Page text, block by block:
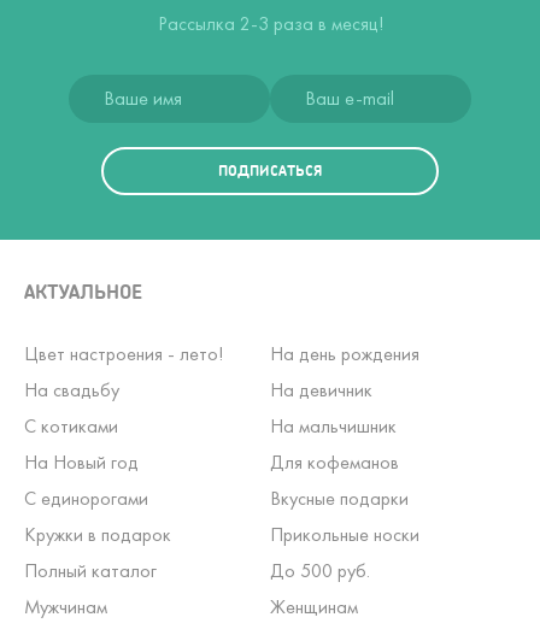
Рассылка 2-3 раза в месяц!
ПОДПИСАТЬСЯ
АКТУАЛЬНОЕ
Цвет настроения - лето!
На день рождения
На свадьбу
На девичник
С котиками
На мальчишник
На Новый год
Для кофеманов
С единорогами
Вкусные подарки
Кружки в подарок
Прикольные носки
Полный каталог
До 500 руб.
Мужчинам
Женщинам